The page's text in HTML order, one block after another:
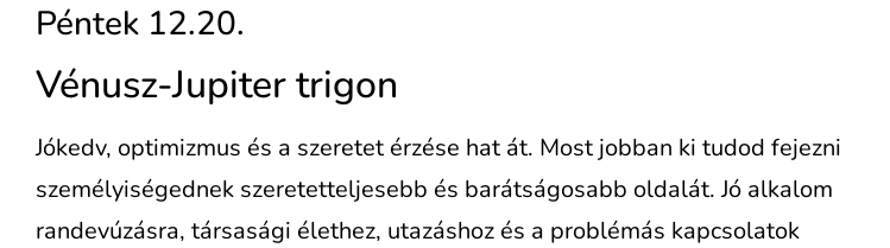
Péntek 12.20.
Vénusz-Jupiter trigon
Jókedv, optimizmus és a szeretet érzése hat át. Most jobban ki tudod fejezni
személyiségednek szeretetteljesebb és barátságosabb oldalát. Jó alkalom
randevúzásra, társasági élethez, utazáshoz és a problémás kapcsolatok